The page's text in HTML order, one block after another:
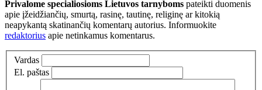
Privalome specialiosioms Lietuvos tarnyboms pateikti duomenis
apie įžeidžiančių, smurtą, rasinę, tautinę, religinę ar kitokią
neapykantą skatinančių komentarų autorius. Informuokite
redaktorius apie netinkamus komentarus.
Vardas
El. paštas